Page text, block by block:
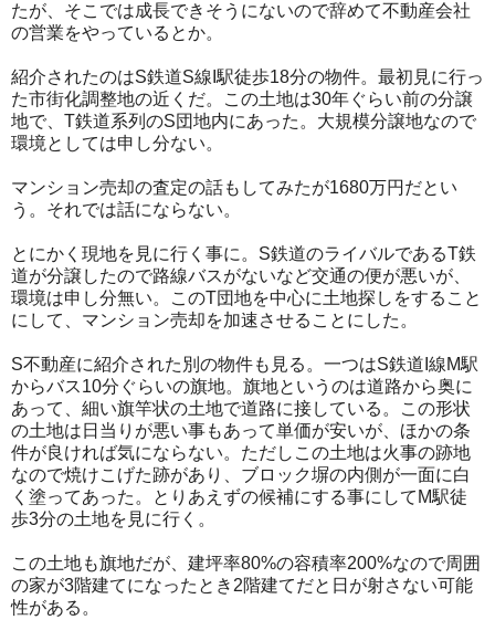
たが、そこでは成長できそうにないので辞めて不動産会社
の営業をやっているとか。
紹介されたのはS鉄道S線I駅徒歩18分の物件。最初見に行っ
た市街化調整地の近くだ。この土地は30年ぐらい前の分譲
地で、T鉄道系列のS団地内にあった。大規模分譲地なので
環境としては申し分ない。
マンション売却の査定の話もしてみたが1680万円だとい
う。それでは話にならない。
とにかく現地を見に行く事に。S鉄道のライバルであるT鉄
道が分譲したので路線バスがないなど交通の便が悪いが、
環境は申し分無い。このT団地を中心に土地探しをすること
にして、マンション売却を加速させることにした。
S不動産に紹介された別の物件も見る。一つはS鉄道I線M駅
からバス10分ぐらいの旗地。旗地というのは道路から奥に
あって、細い旗竿状の土地で道路に接している。この形状
の土地は日当りが悪い事もあって単価が安いが、ほかの条
件が良ければ気にならない。ただしこの土地は火事の跡地
なので焼けこげた跡があり、ブロック塀の内側が一面に白
く塗ってあった。とりあえずの候補にする事にしてM駅徒
歩3分の土地を見に行く。
この土地も旗地だが、建坪率80%の容積率200%なので周囲
の家が3階建てになったとき2階建てだと日が射さない可能
性がある。